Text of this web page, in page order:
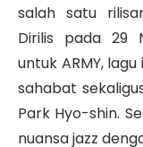
salah satu
Dirilis pada 29
untuk ARMY,
sahabat
Park Hyo-shin.
nuansa jazz